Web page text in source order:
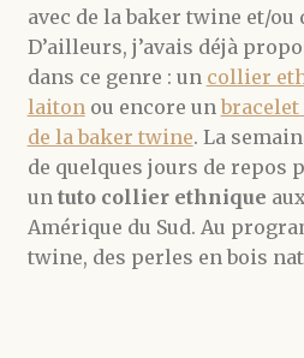
avec de la baker twine et/ou
D’ailleurs, j’avais déjà
dans ce genre : un collier
laiton ou encore unbracelet
de la baker twine. La
de quelques jours de repos
un tuto collier ethnique
Amérique du Sud. Au
twine, des perles en bois